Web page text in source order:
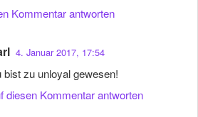
Kommentar antworten
4. Januar 2017, 17:54
bist zu unloyal gewesen!
diesen Kommentar antworten